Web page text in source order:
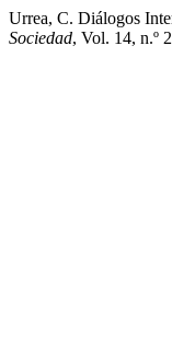
Urrea, C. Diálogos
Sociedad, Vol. 14, n.º